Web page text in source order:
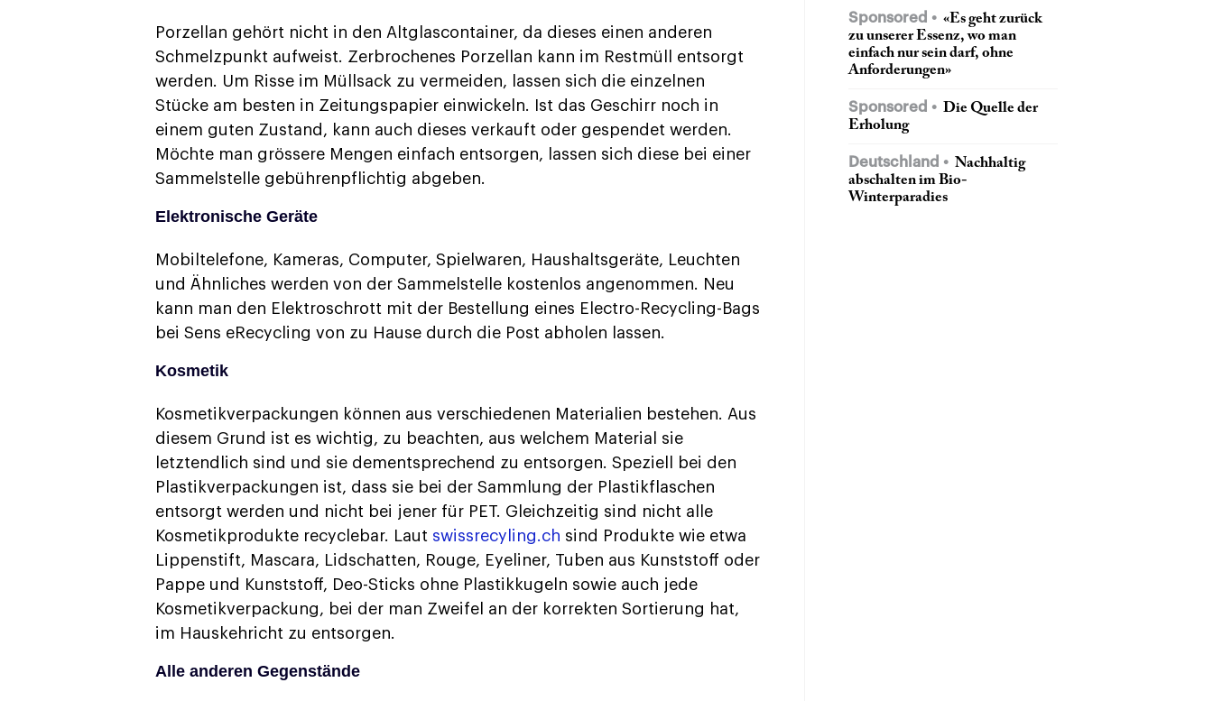
Porzellan gehört nicht in den Altglascontainer, da dieses einen anderen
Schmelzpunkt aufweist. Zerbrochenes Porzellan kann im Restmüll entsorgt
werden. Um Risse im Müllsack zu vermeiden, lassen sich die einzelnen
Stücke am besten in Zeitungspapier einwickeln. Ist das Geschirr noch in
einem guten Zustand, kann auch dieses verkauft oder gespendet werden.
Möchte man grössere Mengen einfach entsorgen, lassen sich diese bei einer
Sammelstelle gebührenpflichtig abgeben.
Elektronische Geräte
Mobiltelefone, Kameras, Computer, Spielwaren, Haushaltsgeräte, Leuchten
und Ähnliches werden von der Sammelstelle kostenlos angenommen. Neu
kann man den Elektroschrott mit der Bestellung eines Electro-Recycling-Bags
bei Sens eRecycling von zu Hause durch die Post abholen lassen.
Kosmetik
Kosmetikverpackungen können aus verschiedenen Materialien bestehen. Aus
diesem Grund ist es wichtig, zu beachten, aus welchem Material sie
letztendlich sind und sie dementsprechend zu entsorgen. Speziell bei den
Plastikverpackungen ist, dass sie bei der Sammlung der Plastikflaschen
entsorgt werden und nicht bei jener für PET. Gleichzeitig sind nicht alle
Kosmetikprodukte recyclebar. Laut swissrecyling.ch sind Produkte wie etwa
Lippenstift, Mascara, Lidschatten, Rouge, Eyeliner, Tuben aus Kunststoff oder
Pappe und Kunststoff, Deo-Sticks ohne Plastikkugeln sowie auch jede
Kosmetikverpackung, bei der man Zweifel an der korrekten Sortierung hat,
im Hauskehricht zu entsorgen.
Alle anderen Gegenstände
Sponsored
«Es geht zurück
zu unserer Essenz, wo man
einfach nur sein darf, ohne
Anforderungen»
Sponsored
Die Quelle der
Erholung
Deutschland
Nachhaltig
abschalten im Bio-
Winterparadies